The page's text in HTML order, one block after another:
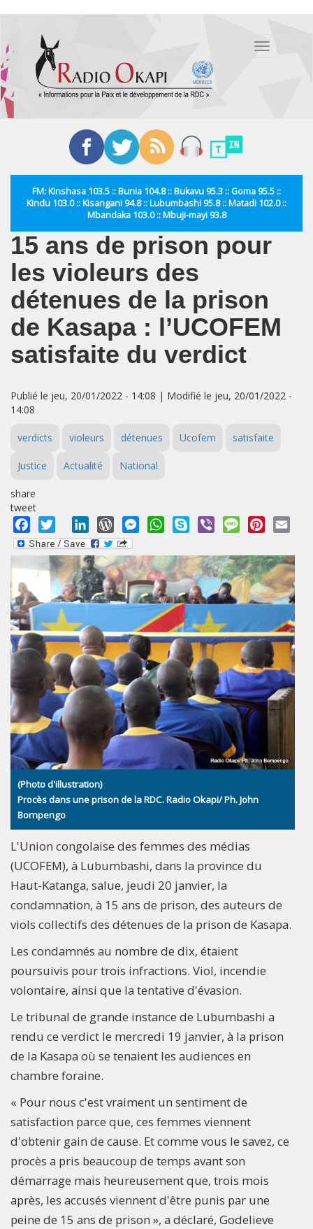
contenu
principal
Toggle
FM: Kinshasa 103.5 :: Bunia 104.8 :: Bukavu 95.3 :: Goma 95.5 ::
Kindu 103.0 :: Kisangani 94.8 :: Lubumbashi 95.8 :: Matadi 102.0 ::
Mbandaka 103.0 :: Mbuji-mayi 93.8
15 ans de prison pour
les violeurs des
détenues de la prison
de Kasapa : l’UCOFEM
satisfaite du verdict
Publié le jeu, 20/01/2022 - 14:08 | Modifié le jeu, 20/01/2022 -
14:08
verdicts violeurs détenues Ucofem satisfaite
Justice Actualité National
share
tweet
Facebook
Twitter LinkedInWordPressMessengerWhatsApp
Skype Viber MessagePinterest
(Photo d'illustration)
Procès dans une prison de la RDC. Radio Okapi/ Ph. John
Bompengo
L'Union congolaise des femmes des médias
(UCOFEM), à Lubumbashi, dans la province du
Haut-Katanga, salue, jeudi 20 janvier, la
condamnation, à 15 ans de prison, des auteurs de
viols collectifs des détenues de la prison de Kasapa.
Les condamnés au nombre de dix, étaient
poursuivis pour trois infractions. Viol, incendie
volontaire, ainsi que la tentative d'évasion.
Le tribunal de grande instance de Lubumbashi a
rendu ce verdict le mercredi 19 janvier, à la prison
de la Kasapa où se tenaient les audiences en
chambre foraine.
« Pour nous c'est vraiment un sentiment de
satisfaction parce que, ces femmes viennent
d'obtenir gain de cause. Et comme vous le savez, ce
procès a pris beaucoup de temps avant son
démarrage mais heureusement que, trois mois
après, les accusés viennent d'être punis par une
peine de 15 ans de prison », a déclaré, Godelieve